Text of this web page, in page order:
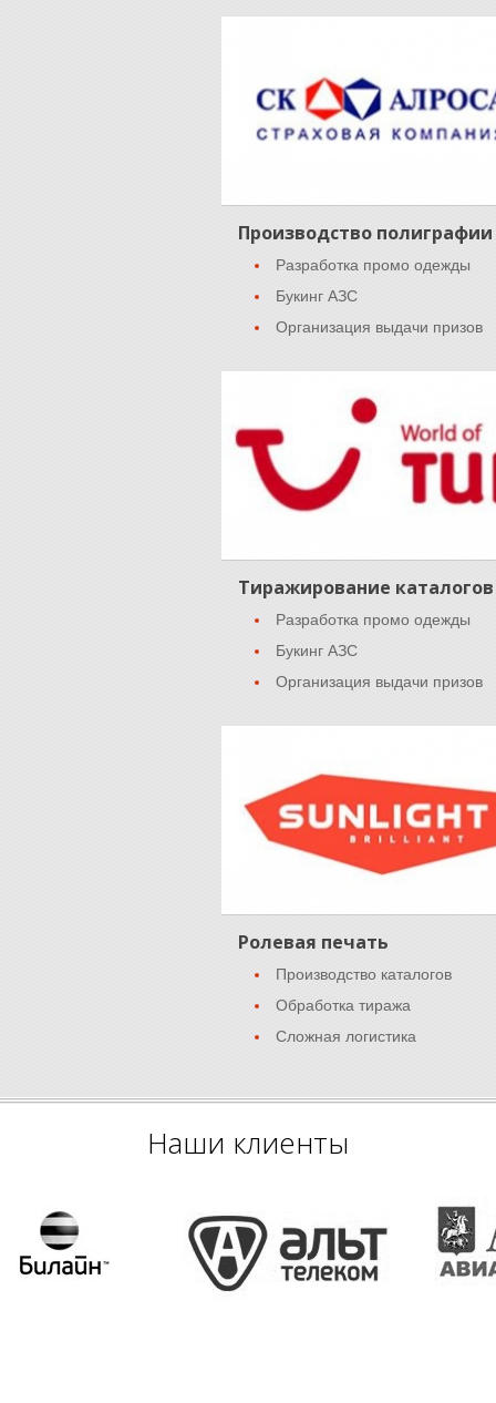
Производство полиграфии
Разработка промо одежды
Букинг АЗС
Организация выдачи призов
Тиражирование каталогов
Разработка промо одежды
Букинг АЗС
Организация выдачи призов
Ролевая печать
Производство каталогов
Обработка тиража
Сложная логистика
Наши клиенты